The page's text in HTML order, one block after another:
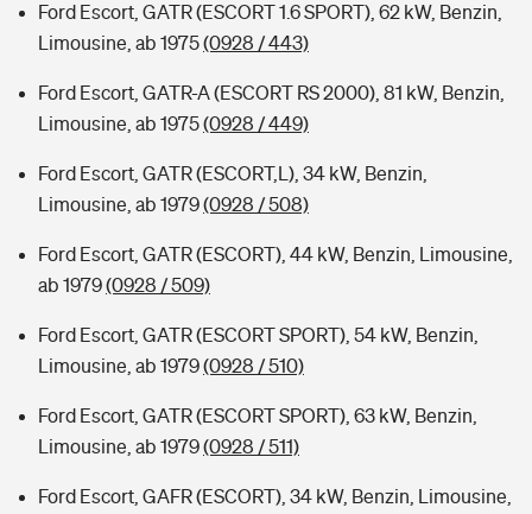
Ford Escort, GATR (ESCORT 1.6 SPORT), 62 kW, Benzin,
Limousine, ab 1975(0928 / 443)
Ford Escort, GATR-A (ESCORT RS 2000), 81 kW, Benzin,
Limousine, ab 1975(0928 / 449)
Ford Escort, GATR (ESCORT,L), 34 kW, Benzin,
Limousine, ab 1979(0928 / 508)
Ford Escort, GATR (ESCORT), 44 kW, Benzin, Limousine,
ab 1979(0928 / 509)
Ford Escort, GATR (ESCORT SPORT), 54 kW, Benzin,
Limousine, ab 1979(0928 / 510)
Ford Escort, GATR (ESCORT SPORT), 63 kW, Benzin,
Limousine, ab 1979(0928 / 511)
Ford Escort, GAFR (ESCORT), 34 kW, Benzin, Limousine,